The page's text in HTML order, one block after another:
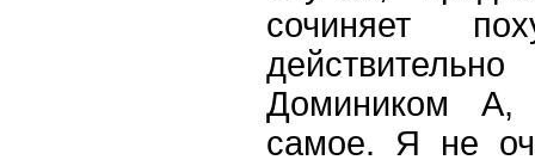
сочиняет
Домиником
самое. Я не